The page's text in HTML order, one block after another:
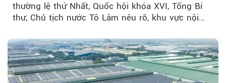
thường lệ thứ Nhất, Quốc hội khóa XVI, Tổng Bí
thư, Chủ tịch nước Tô Lâm nêu rõ, khu vực nội